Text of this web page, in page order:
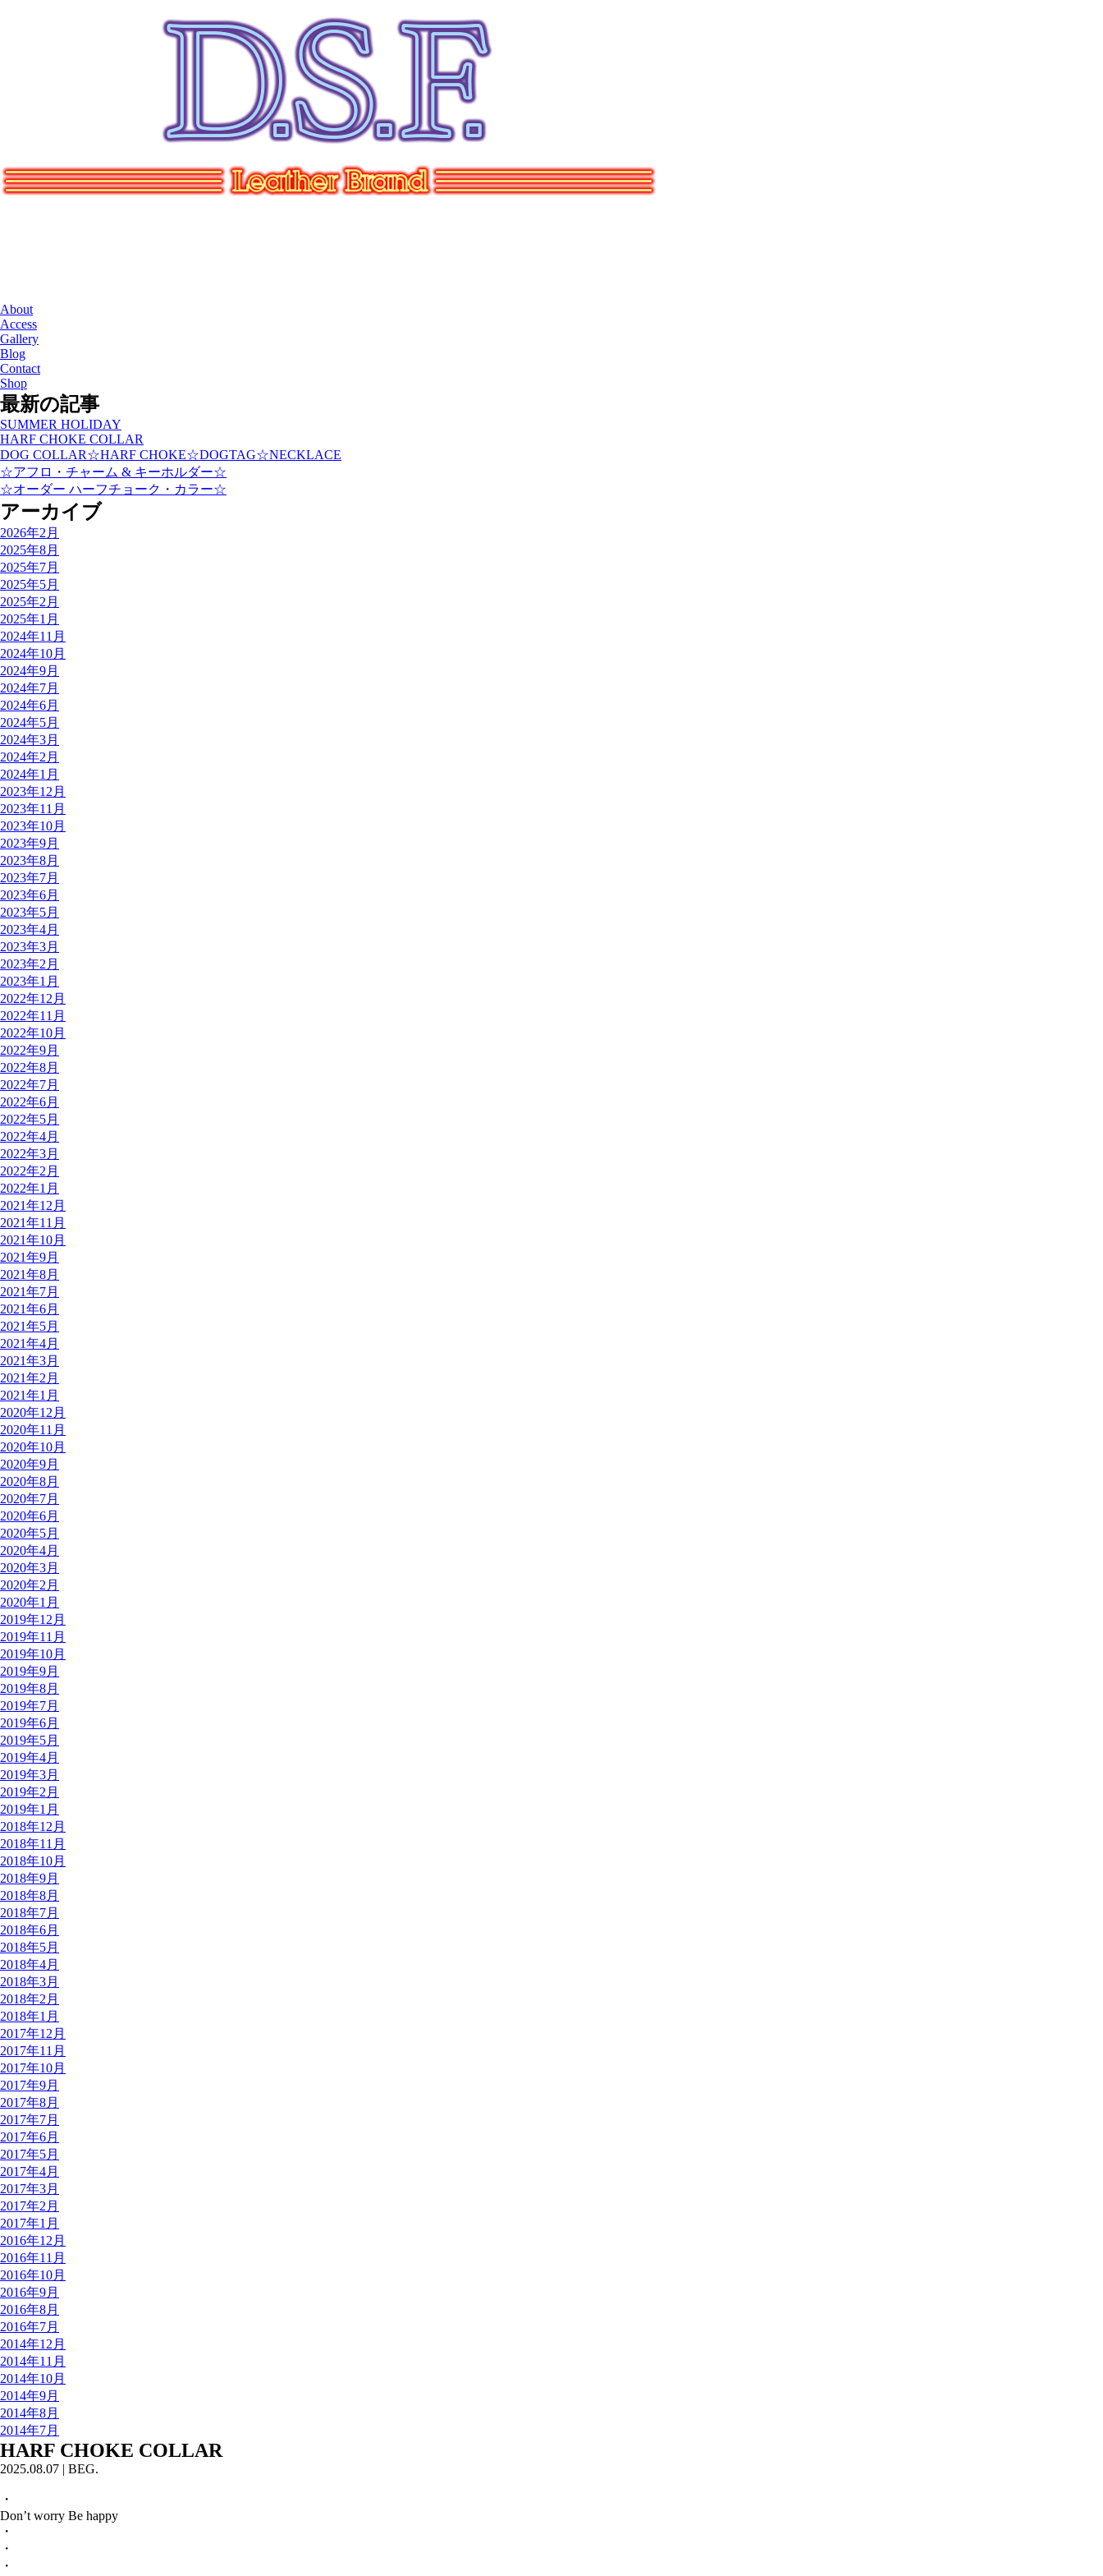
About
Access
Gallery
Blog
Contact
Shop
最新の記事
SUMMER HOLIDAY
HARF CHOKE COLLAR
DOG COLLAR☆HARF CHOKE☆DOGTAG☆NECKLACE
☆アフロ・チャーム & キーホルダー☆
☆オーダー ハーフチョーク・カラー☆
アーカイブ
2026年2月
2025年8月
2025年7月
2025年5月
2025年2月
2025年1月
2024年11月
2024年10月
2024年9月
2024年7月
2024年6月
2024年5月
2024年3月
2024年2月
2024年1月
2023年12月
2023年11月
2023年10月
2023年9月
2023年8月
2023年7月
2023年6月
2023年5月
2023年4月
2023年3月
2023年2月
2023年1月
2022年12月
2022年11月
2022年10月
2022年9月
2022年8月
2022年7月
2022年6月
2022年5月
2022年4月
2022年3月
2022年2月
2022年1月
2021年12月
2021年11月
2021年10月
2021年9月
2021年8月
2021年7月
2021年6月
2021年5月
2021年4月
2021年3月
2021年2月
2021年1月
2020年12月
2020年11月
2020年10月
2020年9月
2020年8月
2020年7月
2020年6月
2020年5月
2020年4月
2020年3月
2020年2月
2020年1月
2019年12月
2019年11月
2019年10月
2019年9月
2019年8月
2019年7月
2019年6月
2019年5月
2019年4月
2019年3月
2019年2月
2019年1月
2018年12月
2018年11月
2018年10月
2018年9月
2018年8月
2018年7月
2018年6月
2018年5月
2018年4月
2018年3月
2018年2月
2018年1月
2017年12月
2017年11月
2017年10月
2017年9月
2017年8月
2017年7月
2017年6月
2017年5月
2017年4月
2017年3月
2017年2月
2017年1月
2016年12月
2016年11月
2016年10月
2016年9月
2016年8月
2016年7月
2014年12月
2014年11月
2014年10月
2014年9月
2014年8月
2014年7月
HARF CHOKE COLLAR
2025.08.07 | BEG.
・
Don’t worry Be happy
・
・
・